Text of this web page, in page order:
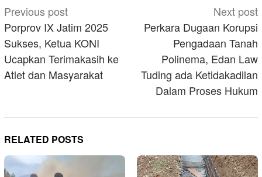
Post
navigation
Previous post
Porprov IX Jatim 2025
Sukses, Ketua KONI
Ucapkan Terimakasih ke
Atlet dan Masyarakat
Next post
Perkara Dugaan Korupsi
Pengadaan Tanah
Polinema, Edan Law
Tuding ada Ketidakadilan
Dalam Proses Hukum
RELATED POSTS